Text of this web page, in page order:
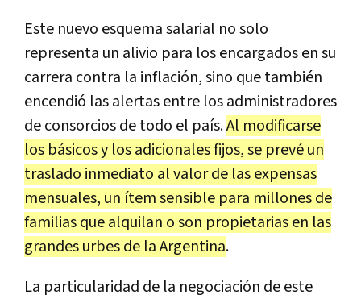
Este nuevo esquema salarial no solo
representa un alivio para los encargados en su
carrera contra la inflación, sino que también
encendió las alertas entre los administradores
de consorcios de todo el país.Al modificarse
los básicos y los adicionales fijos, se prevé un
traslado inmediato al valor de las expensas
mensuales, un ítem sensible para millones de
familias que alquilan o son propietarias en las
grandes urbes de la Argentina.
La particularidad de la negociación de este